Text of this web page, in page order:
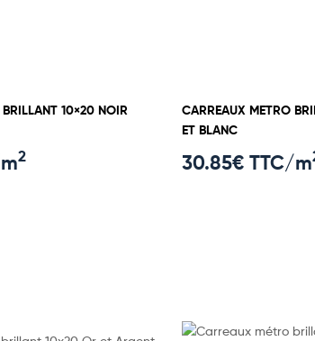
10×20 NOIR
2
CARREAUX METRO
ET BLANC
30.85€ TTC/m